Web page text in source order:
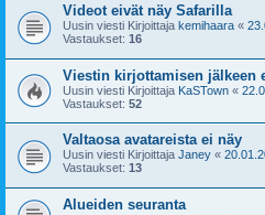
Videot eivät näy Safarilla
Uusin viesti Kirjoittaja kemihaara «
Vastaukset: 16
Viestin kirjottamisen jälkeen
Uusin viesti Kirjoittaja KaSTown «
Vastaukset: 52
Valtaosa avatareista ei näy
Uusin viesti Kirjoittaja Janey «
Vastaukset: 13
Alueiden seuranta